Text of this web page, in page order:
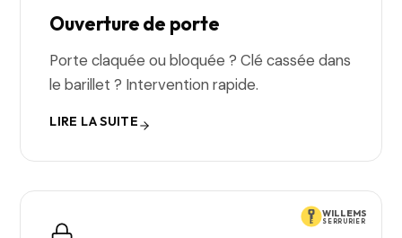
Ouverture de porte
Porte claquée ou bloquée ? Clé cassée dans
le barillet ? Intervention rapide.
LIRE LA SUITE
WILLEMS
SERRURIER